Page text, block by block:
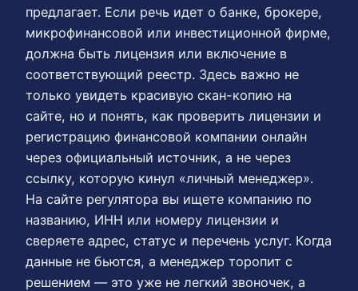
предлагает. Если речь идет о банке, брокере,
микрофинансовой или инвестиционной фирме,
должна быть лицензия или включение в
соответствующий реестр. Здесь важно не
только увидеть красивую скан-копию на
сайте, но и понять, как проверить лицензии и
регистрацию финансовой компании онлайн
через официальный источник, а не через
ссылку, которую кинул «личный менеджер».
На сайте регулятора вы ищете компанию по
названию, ИНН или номеру лицензии и
сверяете адрес, статус и перечень услуг. Когда
данные не бьются, а менеджер торопит с
решением — это уже не легкий звоночек, а